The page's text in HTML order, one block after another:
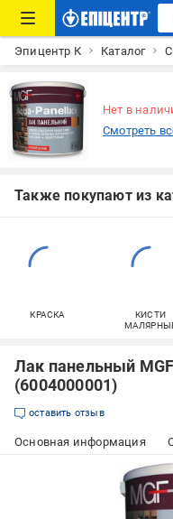
Эпицентр К Каталог
Нет в
Смотреть
Также покупают из
КРАСКА
КИСТИ
Лак панельный
(6004000001)
оставить отзыв
Основная информация